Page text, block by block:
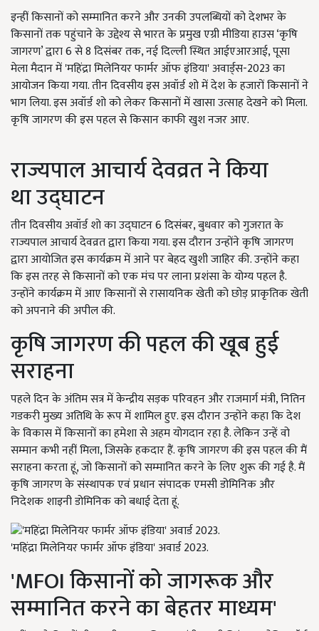
इन्हीं किसानों को सम्मानित करने और उनकी उपलब्धियों को देशभर के
किसानों तक पहुंचाने के उद्देश्य से भारत के प्रमुख एग्री मीडिया हाउस ‘कृषि
जागरण’ द्वारा 6 से 8 दिसंबर तक, नई दिल्ली स्थित आईएआरआई, पूसा
मेला मैदान में 'महिंद्रा मिलेनियर फार्मर ऑफ इंडिया' अवार्ड्स-2023 का
आयोजन किया गया. तीन दिवसीय इस अवॉर्ड शो में देश के हजारों किसानों ने
भाग लिया. इस अवॉर्ड शो को लेकर किसानों में खासा उत्साह देखने को मिला.
कृषि जागरण की इस पहल से किसान काफी खुश नजर आए.
राज्यपाल आचार्य देवव्रत ने किया
था उद्घाटन
तीन दिवसीय अवॉर्ड शो का उद्घाटन 6 दिसंबर, बुधवार को गुजरात के
राज्यपाल आचार्य देवव्रत द्वारा किया गया. इस दौरान उन्होंने कृषि जागरण
द्वारा आयोजित इस कार्यक्रम में आने पर बेहद खुशी जाहिर की. उन्होंने कहा
कि इस तरह से किसानों को एक मंच पर लाना प्रशंसा के योग्य पहल है.
उन्होंने कार्यक्रम में आए किसानों से रासायनिक खेती को छोड़ प्राकृतिक खेती
को अपनाने की अपील की.
कृषि जागरण की पहल की खूब हुई
सराहना
पहले दिन के अंतिम सत्र में केन्द्रीय सड़क परिवहन और राजमार्ग मंत्री, नितिन
गडकरी मुख्य अतिथि के रूप में शामिल हुए. इस दौरान उन्होंने कहा कि देश
के विकास में किसानों का हमेशा से अहम योगदान रहा है. लेकिन उन्हें वो
सम्मान कभी नहीं मिला, जिसके हकदार हैं. कृषि जागरण की इस पहल की मैं
सराहना करता हूं, जो किसानों को सम्मानित करने के लिए शुरू की गई है. मैं
कृषि जागरण के संस्थापक एवं प्रधान संपादक एमसी डोमिनिक और
निदेशक शाइनी डोमिनिक को बधाई देता हूं.
'महिंद्रा मिलेनियर फार्मर ऑफ इंडिया' अवार्ड 2023.
'MFOI किसानों को जागरूक और
सम्मानित करने का बेहतर माध्यम'